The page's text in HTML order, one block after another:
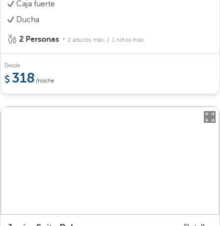
Caja fuerte
Ducha
2 Personas 2 adultos máx. / 1 niños máx.
Desde
318 /noche